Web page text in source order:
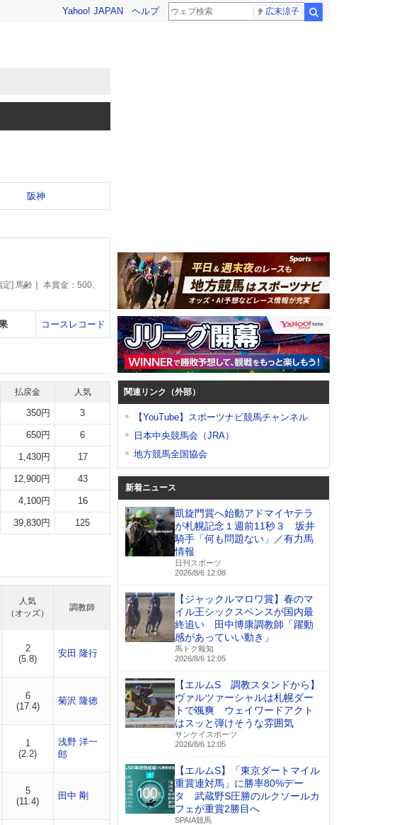
Yahoo! JAPAN ヘルプ 広末涼子
阪神
定] 馬齢
本賞金：500、
コースレコード
払戻金 人気
350円 3
650円 6
1,430円 17
12,900円 43
4,100円 16
39,830円 125
人気
（オッズ）
調教師
2
(5.8)
安田 隆行
6
(17.4)
菊沢 隆徳
1
(2.2)
浅野 洋一
郎
5
(11.4)
田中 剛
関連リンク（外部）
【YouTube】スポーツナビ競馬チャンネル
日本中央競馬会（JRA）
地方競馬全国協会
新着ニュース
凱旋門賞へ始動アドマイヤテラ
が札幌記念１週前11秒３ 坂井
騎手「何も問題ない」／有力馬
情報
日刊スポーツ
2026/8/6 12:08
【ジャックルマロワ賞】春のマ
イル王シックスペンスが国内最
終追い 田中博康調教師「躍動
感があっていい動き」
馬トク報知
2026/8/6 12:05
【エルムS 調教スタンドから】
ヴァルツァーシャルは札幌ダー
トで颯爽 ウェイワードアクト
はスッと弾けそうな雰囲気
サンケイスポーツ
2026/8/6 12:05
【エルムS】「東京ダートマイル
重賞連対馬」に勝率80%デー
タ 武蔵野S圧勝のルクソールカ
フェが重賞2勝目へ
SPAIA競馬